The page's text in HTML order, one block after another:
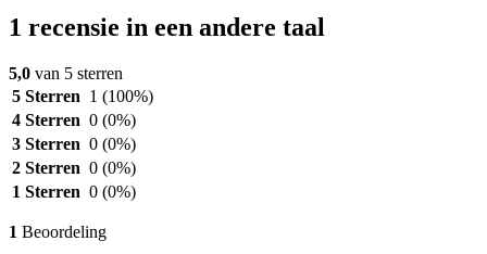
1 recensie in een andere taal
5,0 van 5 sterren
5 Sterren 1 (100%)
4 Sterren 0 (0%)
3 Sterren 0 (0%)
2 Sterren 0 (0%)
1 Sterren 0 (0%)
1 Beoordeling